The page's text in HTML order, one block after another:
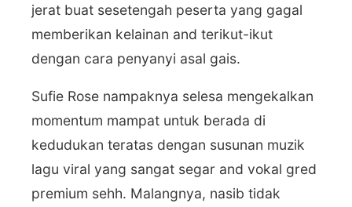
jerat buat sesetengah peserta yang gagal
memberikan kelainan and terikut-ikut
dengan cara penyanyi asal gais.
Sufie Rose nampaknya selesa mengekalkan
momentum mampat untuk berada di
kedudukan teratas dengan susunan muzik
lagu viral yang sangat segar and vokal gred
premium sehh. Malangnya, nasib tidak